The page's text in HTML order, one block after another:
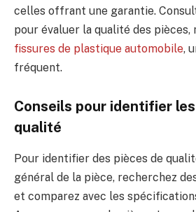
celles offrant une garantie.
pour évaluer la qualité des
fissures de plastique automobile,
fréquent.
Conseils pour identifier
qualité
Pour identifier des pièces de
général de la pièce, recherchez
et comparez avec les